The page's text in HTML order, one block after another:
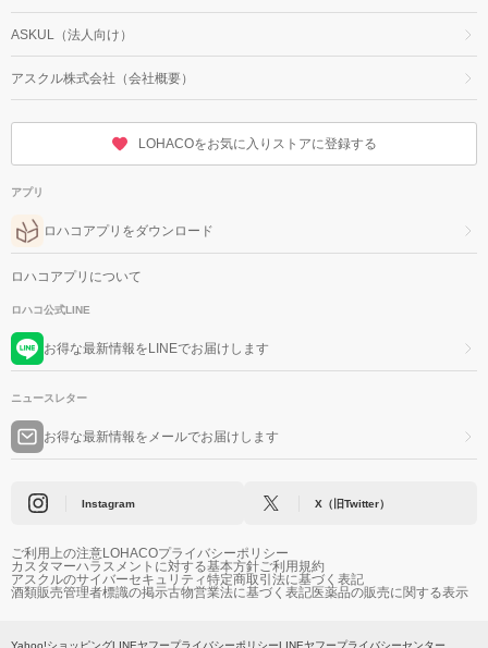
ASKUL（法人向け）
アスクル株式会社（会社概要）
LOHACOをお気に入りストアに登録する
アプリ
ロハコアプリをダウンロード
ロハコアプリについて
ロハコ公式LINE
お得な最新情報をLINEでお届けします
ニュースレター
お得な最新情報をメールでお届けします
Instagram X（旧Twitter）
ご利用上の注意LOHACOプライバシーポリシー
カスタマーハラスメントに対する基本方針ご利用規約
アスクルのサイバーセキュリティ特定商取引法に基づく表記
酒類販売管理者標識の掲示古物営業法に基づく表記医薬品の販売に関する表示